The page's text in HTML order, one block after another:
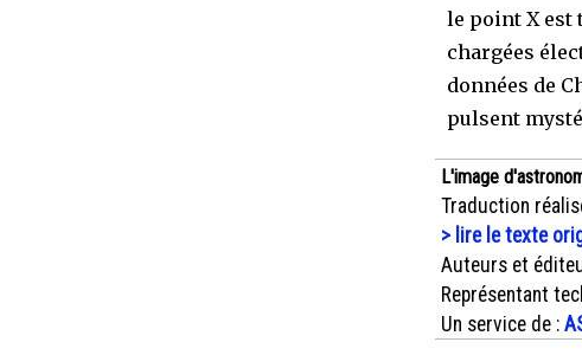
le point X est
chargées
données de
pulsent
L'image
Traduction
> lire le texte
Auteurs et
Représentant
Un service de :